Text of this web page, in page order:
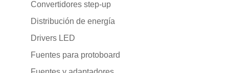
Convertidores step-up
Distribución de energía
Drivers LED
Fuentes para protoboard